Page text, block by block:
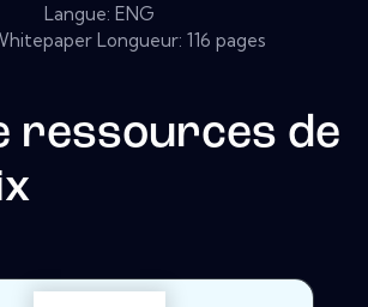
Langue: ENG
Longueur: 116 pages
ressources de